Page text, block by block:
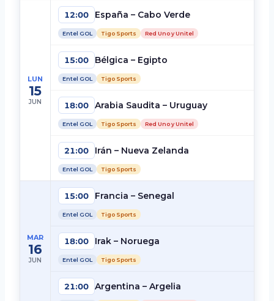
LUN
15
JUN
12:00 España – Cabo Verde
Entel GOL Tigo Sports Red Uno y Unitel
15:00 Bélgica – Egipto
Entel GOL Tigo Sports
18:00 Arabia Saudita – Uruguay
Entel GOL Tigo Sports Red Uno y Unitel
21:00 Irán – Nueva Zelanda
Entel GOL Tigo Sports
MAR
16
JUN
15:00 Francia – Senegal
Entel GOL Tigo Sports
18:00 Irak – Noruega
Entel GOL Tigo Sports
21:00 Argentina – Argelia